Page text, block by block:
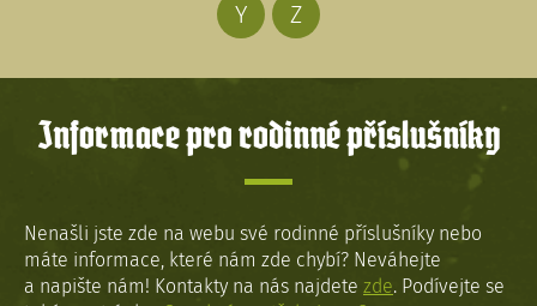
Y
Z
Informace pro rodinné příslušníky
Nenašli jste zde na webu své rodinné příslušníky nebo
máte informace, které nám zde chybí? Neváhejte
a napište nám! Kontakty na nás najdete zde. Podívejte se